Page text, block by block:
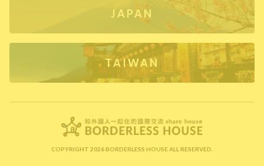
JAPAN
TAIWAN
COPYRIGHT 2026 BORDERLESS HOUSE ALL RESERVED.